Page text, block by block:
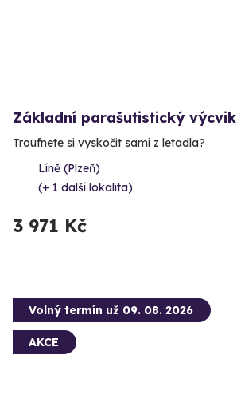
Základní parašutistický výcvik
Troufnete si vyskočit sami z letadla?
Líně (Plzeň)
(+ 1 další lokalita)
3 971 Kč
Volný termín už 09. 08. 2026
AKCE